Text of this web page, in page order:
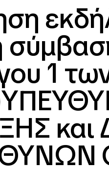
1
και